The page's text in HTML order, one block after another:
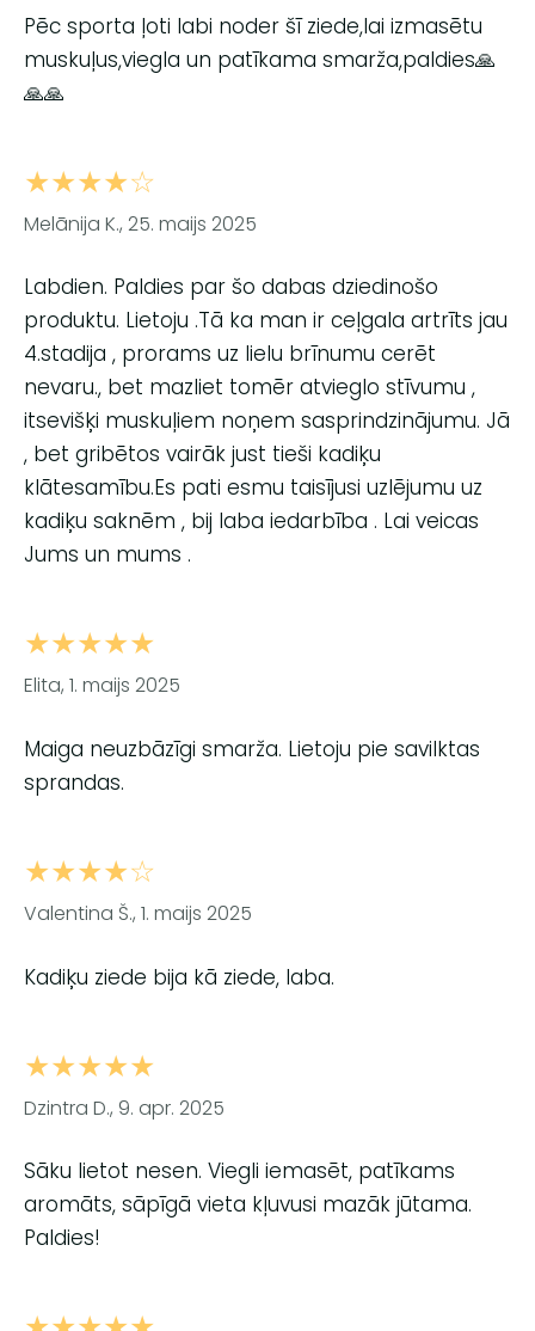
Pēc sporta ļoti labi noder šī ziede,lai izmasētu
muskuļus,viegla un patīkama smarža,paldies🙏
🙏🙏
★★★★☆
Melānija K., 25. maijs 2025
Labdien. Paldies par šo dabas dziedinošo
produktu. Lietoju .Tā ka man ir ceļgala artrīts jau
4.stadija , prorams uz lielu brīnumu cerēt
nevaru., bet mazliet tomēr atvieglo stīvumu ,
itsevišķi muskuļiem noņem sasprindzinājumu. Jā
, bet gribētos vairāk just tieši kadiķu
klātesamību.Es pati esmu taisījusi uzlējumu uz
kadiķu saknēm , bij laba iedarbība . Lai veicas
Jums un mums .
★★★★★
Elita, 1. maijs 2025
Maiga neuzbāzīgi smarža. Lietoju pie savilktas
sprandas.
★★★★☆
Valentina Š., 1. maijs 2025
Kadiķu ziede bija kā ziede, laba.
★★★★★
Dzintra D., 9. apr. 2025
Sāku lietot nesen. Viegli iemasēt, patīkams
aromāts, sāpīgā vieta kļuvusi mazāk jūtama.
Paldies!